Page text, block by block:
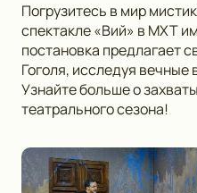
Погрузитесь в мир
спектакле «Вий» в МХТ
постановка предлагает
Гоголя, исследуя вечные
Узнайте больше о
театрального сезона!